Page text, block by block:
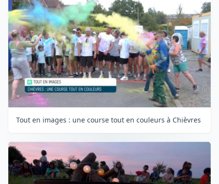
Tout en images : une course tout en couleurs à Chièvres